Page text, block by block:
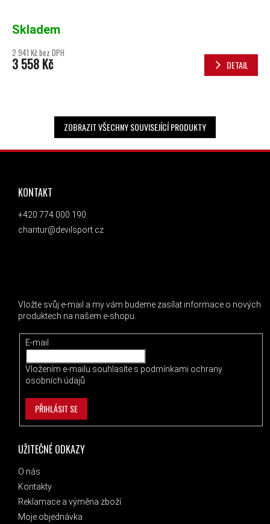
Skladem
2 941 Kč bez DPH
3 558 Kč DETAIL
ZOBRAZIT VŠECHNY SOUVISEJÍCÍ PRODUKTY
ZÁPATÍ
UŽITEČNÉ ODKAZY
O nás
Kontakty
Reklamace a výměna zboží
Moje objednávka
KONTAKT
+420 774 000 190
chantur@devilsport.cz
Vložte svůj e-mail a my vám budeme zasílat informace o nových
produktech na našem e-shopu.
E-mail
Vložením e-mailu souhlasíte s podmínkami ochrany
osobních údajů
PŘIHLÁSIT SE